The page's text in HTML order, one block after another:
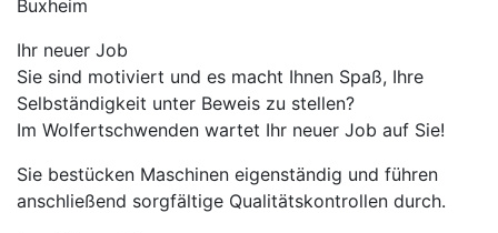
Buxheim
Ihr neuer Job
Sie sind motiviert und es macht Ihnen Spaß, Ihre
Selbständigkeit unter Beweis zu stellen?
Im Wolfertschwenden wartet Ihr neuer Job auf Sie!
Sie bestücken Maschinen eigenständig und führen
anschließend sorgfältige Qualitätskontrollen durch.